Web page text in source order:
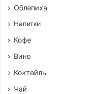
Облепиха
Напитки
Кофе
Вино
Коктейль
Чай